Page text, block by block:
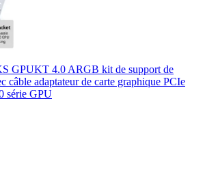
GPUKT 4.0 ARGB kit de support de
câble adaptateur de carte graphique PCIe
série GPU